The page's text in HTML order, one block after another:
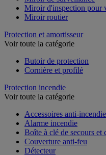
Miroir d'inspection pour
Miroir routier
Protection et amortisseur
Voir toute la catégorie
Butoir de protection
Cornière et profilé
Protection incendie
Voir toute la catégorie
Accessoires anti-incendie
Alarme incendie
Boîte à clé de secours et
Couverture anti-feu
Détecteur